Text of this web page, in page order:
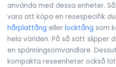
använda med dessa enheter.
vara att köpa en resespecifik
hårplattång eller locktång som
hela världen. På så sätt slipper
en spänningsomvandlare.
kompakta reseenheter också